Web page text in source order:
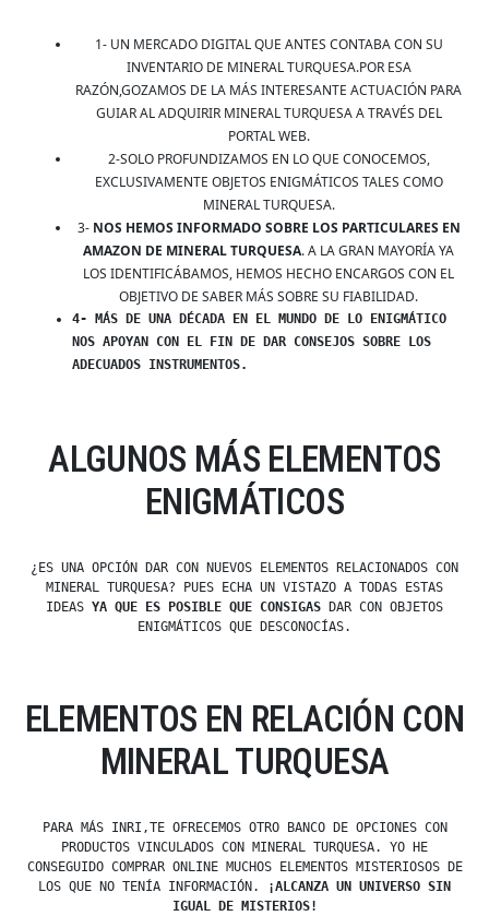
1- UN MERCADO DIGITAL QUE ANTES CONTABA CON SU
INVENTARIO DE MINERAL TURQUESA.POR ESA
RAZÓN,GOZAMOS DE LA MÁS INTERESANTE ACTUACIÓN PARA
GUIAR AL ADQUIRIR MINERAL TURQUESA A TRAVÉS DEL
PORTAL WEB.
2-SOLO PROFUNDIZAMOS EN LO QUE CONOCEMOS,
EXCLUSIVAMENTE OBJETOS ENIGMÁTICOS TALES COMO
MINERAL TURQUESA.
3- NOS HEMOS INFORMADO SOBRE LOS PARTICULARES EN
AMAZON DE MINERAL TURQUESA. A LA GRAN MAYORÍA YA
LOS IDENTIFICÁBAMOS, HEMOS HECHO ENCARGOS CON EL
OBJETIVO DE SABER MÁS SOBRE SU FIABILIDAD.
4- MÁS DE UNA DÉCADA EN EL MUNDO DE LO ENIGMÁTICO
NOS APOYAN CON EL FIN DE DAR CONSEJOS SOBRE LOS
ADECUADOS INSTRUMENTOS.
ALGUNOS MÁS ELEMENTOS
ENIGMÁTICOS
¿ES UNA OPCIÓN DAR CON NUEVOS ELEMENTOS RELACIONADOS CON
MINERAL TURQUESA? PUES ECHA UN VISTAZO A TODAS ESTAS
IDEAS YA QUE ES POSIBLE QUE CONSIGAS DAR CON OBJETOS
ENIGMÁTICOS QUE DESCONOCÍAS.
ELEMENTOS EN RELACIÓN CON
MINERAL TURQUESA
PARA MÁS INRI,TE OFRECEMOS OTRO BANCO DE OPCIONES CON
PRODUCTOS VINCULADOS CON MINERAL TURQUESA. YO HE
CONSEGUIDO COMPRAR ONLINE MUCHOS ELEMENTOS MISTERIOSOS DE
LOS QUE NO TENÍA INFORMACIÓN.
¡ALCANZA UN UNIVERSO SIN
IGUAL DE MISTERIOS!